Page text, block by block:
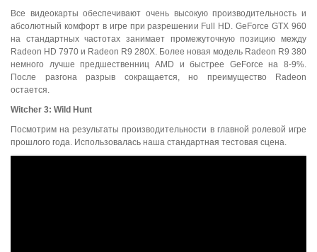
Все видеокарты обеспечивают очень высокую производительность и
абсолютный комфорт в игре при разрешении Full HD. GeForce GTX 960
на стандартных частотах занимает промежуточную позицию между
Radeon HD 7970 и Radeon R9 280X. Более новая модель Radeon R9 380
немного лучше предшественниц AMD и быстрее GeForce на 8-9%.
После разгона разрыв сокращается, но преимущество Radeon
остается.
Witcher 3: Wild Hunt
Посмотрим на результаты производительности в главной ролевой игре
прошлого года. Использовалась наша стандартная тестовая сцена.